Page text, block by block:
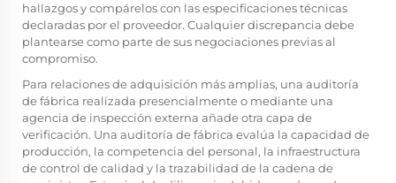
hallazgos y compárelos con las especificaciones técnicas
declaradas por el proveedor. Cualquier discrepancia debe
plantearse como parte de sus negociaciones previas al
compromiso.
Para relaciones de adquisición más amplias, una auditoría
de fábrica realizada presencialmente o mediante una
agencia de inspección externa añade otra capa de
verificación. Una auditoría de fábrica evalúa la capacidad de
producción, la competencia del personal, la infraestructura
de control de calidad y la trazabilidad de la cadena de